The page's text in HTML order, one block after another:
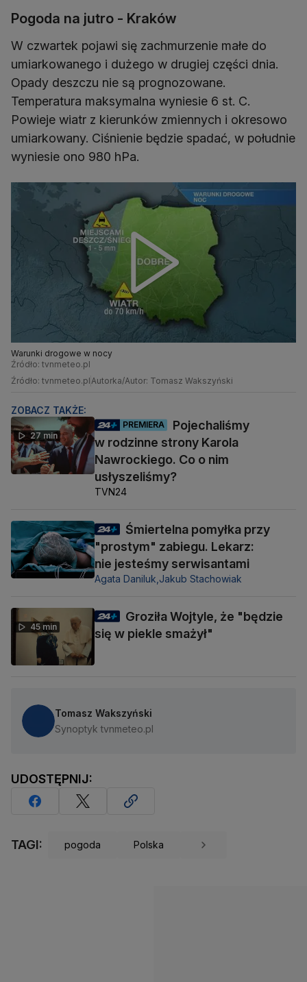
Pogoda na jutro - Kraków
W czwartek pojawi się zachmurzenie małe do
umiarkowanego i dużego w drugiej części dnia.
Opady deszczu nie są prognozowane.
Temperatura maksymalna wyniesie 6 st. C.
Powieje wiatr z kierunków zmiennych i okresowo
umiarkowany. Ciśnienie będzie spadać, w południe
wyniesie ono 980 hPa.
Warunki drogowe w nocy
Źródło: tvnmeteo.pl
Źródło: tvnmeteo.pl Autorka/Autor: Tomasz Wakszyński
ZOBACZ TAKŻE:
27 min
PREMIERA
Pojechaliśmy
w rodzinne strony Karola
Nawrockiego. Co o nim
usłyszeliśmy?
TVN24
Śmiertelna pomyłka przy
"prostym" zabiegu. Lekarz:
nie jesteśmy serwisantami
Agata Daniluk, Jakub Stachowiak
45 min
Groziła Wojtyle, że "będzie
się w piekle smażył"
Tomasz Wakszyński
Synoptyk tvnmeteo.pl
UDOSTĘPNIJ:
TAGI: pogoda Polska